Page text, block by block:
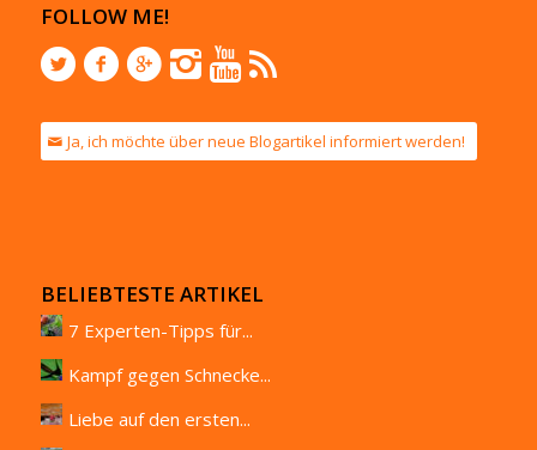
FOLLOW ME!
Ja, ich möchte über neue Blogartikel informiert werden!
BELIEBTESTE ARTIKEL
7 Experten-Tipps für...
Kampf gegen Schnecke...
Liebe auf den ersten...